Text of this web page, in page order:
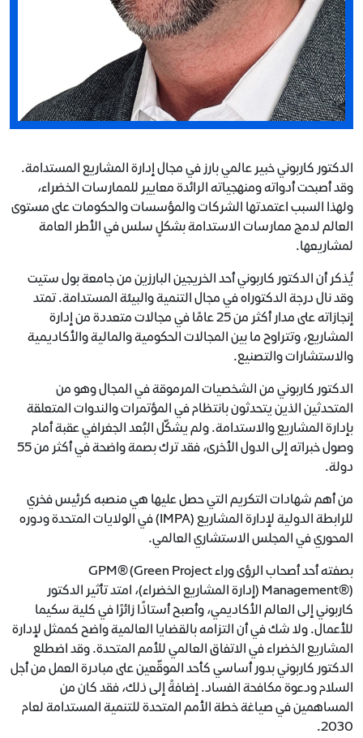
الدكتور كاربوني خبير عالمي بارز في مجال إدارة المشاريع المستدامة.
وقد أصبحت أدواته ومنهجياته الرائدة معايير للممارسات الخضراء،
ولهذا السبب اعتمدتها الشركات والمؤسسات والحكومات على مستوى
العالم لدمج ممارسات الاستدامة بشكلٍ سلس في الأطر العامة
لمشاريعها.
يُذكر أن الدكتور كاربوني أحد الخريجين البارزين من جامعة بول ستيت
وقد نال درجة الدكتوراه في مجال التنمية والبيئة المستدامة. تمتد
إنجازاته على مدار أكثر من 25 عامًا في مجالات متعددة من إدارة
المشاريع، وتتراوح ما بين المجالات الحكومية والمالية والأكاديمية
والاستشارات والتصنيع.
الدكتور كاربوني من الشخصيات المرموقة في المجال وهو من
المتحدثين الذين يتحدثون بانتظام في المؤتمرات والندوات المتعلقة
بإدارة المشاريع والاستدامة. ولم يشكّل البُعد الجغرافي عقبة أمام
وصول خبراته إلى الدول الأخرى، فقد ترك بصمة واضحة في أكثر من 55
دولة.
من أهم شهادات التكريم التي حصل عليها هي منصبه كرئيس فخري
للرابطة الدولية لإدارة المشاريع (IMPA) في الولايات المتحدة ودوره
المحوري في المجلس الاستشاري العالمي.
بصفته أحد أصحاب الرؤى وراء GPM® (Green Project
Management®) (إدارة المشاريع الخضراء)، امتد تأثير الدكتور
كاربوني إلى العالم الأكاديمي، وأصبح أستاذًا زائرًا في كلية سكيما
للأعمال. ولا شك في أن التزامه بالقضايا العالمية واضح كممثل لإدارة
المشاريع الخضراء في الاتفاق العالمي للأمم المتحدة. وقد اضطلع
الدكتور كاربوني بدور أساسي كأحد الموقّعين على مبادرة العمل من أجل
السلام ودعوة مكافحة الفساد. إضافةً إلى ذلك، فقد كان من
المساهمين في صياغة خطة الأمم المتحدة للتنمية المستدامة لعام
2030.